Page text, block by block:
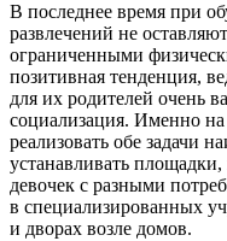
В последнее время при
развлечений не
ограниченными
позитивная тенденция,
для их родителей очень
социализация. Именно на
реализовать обе задачи
устанавливать
девочек с разными
в специализированных
и дворах возле домов.